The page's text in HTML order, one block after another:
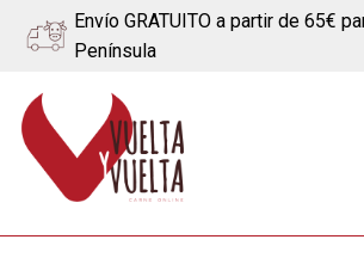
Envío GRATUITO a partir de 65€
Península
Ir
a
navegación
Ir
al
contenido
Quiénes somos